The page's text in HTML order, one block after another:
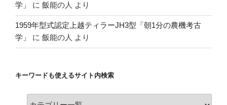
学」
に 飯能の人 より
1959年型式認定上越ティラーJH3型「朝1分の農機考古
学」
に 飯能の人 より
キーワードも使えるサイト内検索